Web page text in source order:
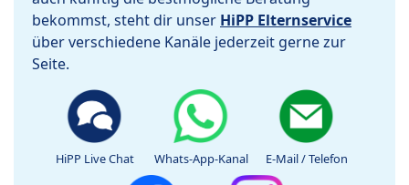
bekommst, steht dir unser HiPP Elternservice
über verschiedene Kanäle jederzeit gerne zur
Seite.
HiPP Live Chat Whats-App-Kanal E-Mail / Telefon